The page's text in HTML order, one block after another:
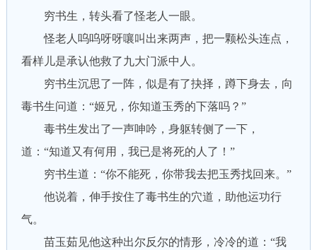
穷书生，转头看了怪老人一眼。
怪老人呜呜呀呀嚷叫出来两声，把一颗松头连点，
看样儿是承认他救了九大门派中人。
穷书生沉思了一阵，似是有了抉择，蹲下身去，向
毒书生问道：“姬兄，你知道玉秀的下落吗？”
毒书生发出了一声呻吟，身躯转侧了一下，
道：“知道又有何用，我已是将死的人了！”
穷书生道：“你不能死，你带我去把玉秀找回来。”
他说着，伸手按住了毒书生的穴道，助他运功行
气。
苗玉茹见他这种出尔反尔的情形，冷冷的道：“我